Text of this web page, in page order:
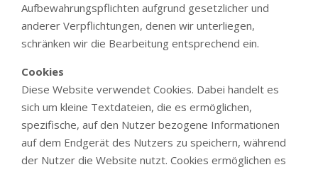
Aufbewahrungspflichten aufgrund gesetzlicher und
anderer Verpflichtungen, denen wir unterliegen,
schränken wir die Bearbeitung entsprechend ein.
Cookies
Diese Website verwendet Cookies. Dabei handelt es
sich um kleine Textdateien, die es ermöglichen,
spezifische, auf den Nutzer bezogene Informationen
auf dem Endgerät des Nutzers zu speichern, während
der Nutzer die Website nutzt. Cookies ermöglichen es